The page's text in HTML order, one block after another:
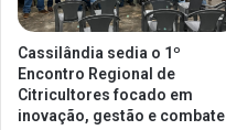
Cassilândia sedia o 1º
Encontro Regional de
Citricultores focado em
inovação, gestão e combate